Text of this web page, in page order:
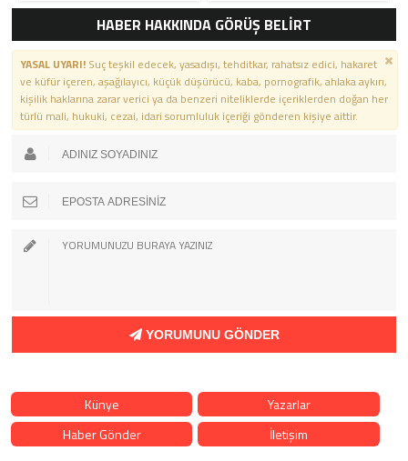
HABER HAKKINDA GÖRÜŞ BELİRT
YASAL UYARI! Suç teşkil edecek, yasadışı, tehditkar, rahatsız edici, hakaret
ve küfür içeren, aşağılayıcı, küçük düşürücü, kaba, pornografik, ahlaka aykırı,
kişilik haklarına zarar verici ya da benzeri niteliklerde içeriklerden doğan her
türlü mali, hukuki, cezai, idari sorumluluk içeriği gönderen kişiye aittir.
YORUMUNU GÖNDER
Künye
Yazarlar
Haber Gönder
İletişim